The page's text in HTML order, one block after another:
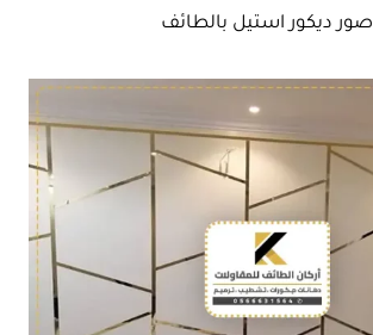
صور ديكور استيل بالطائف